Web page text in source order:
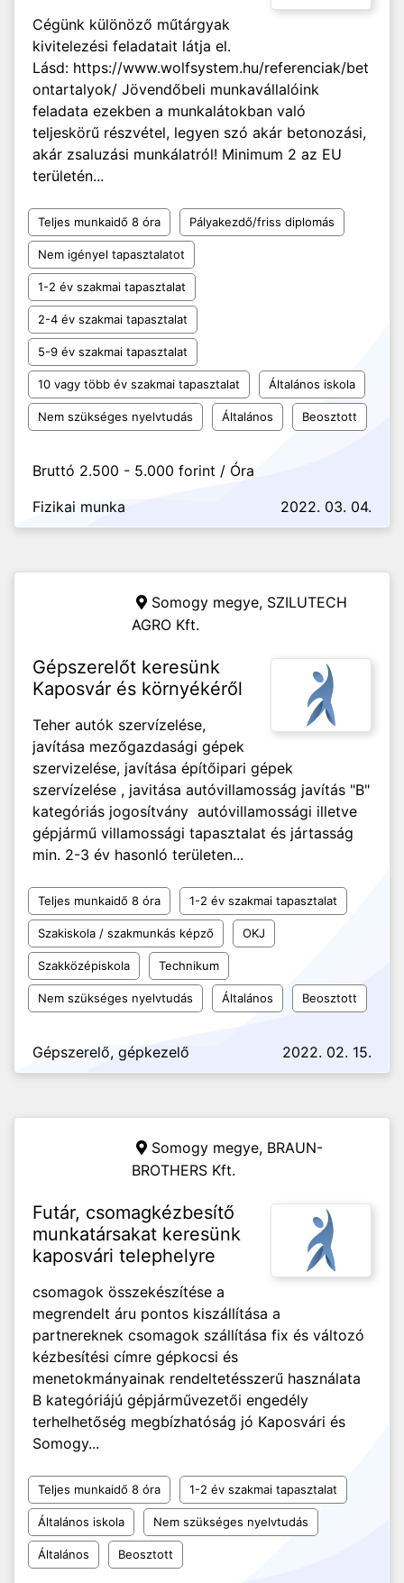
Cégünk különöző műtárgyak
kivitelezési feladatait látja el.
Lásd: https://www.wolfsystem.hu/referenciak/bet
ontartalyok/ Jövendőbeli munkavállalóink
feladata ezekben a munkalátokban való
teljeskörű részvétel, legyen szó akár betonozási,
akár zsaluzási munkálatról! Minimum 2 az EU
területén...
Teljes munkaidő 8 óra Pályakezdő/friss diplomás
Nem igényel tapasztalatot
1-2 év szakmai tapasztalat
2-4 év szakmai tapasztalat
5-9 év szakmai tapasztalat
10 vagy több év szakmai tapasztalat Általános iskola
Nem szükséges nyelvtudás Általános Beosztott
Bruttó 2.500 - 5.000 forint / Óra
Fizikai munka
2022. 03. 04.
Somogy megye, SZILUTECH
AGRO Kft.
Gépszerelőt keresünk
Kaposvár és környékéről
Teher autók szervízelése,
javítása mezőgazdasági gépek
szervizelése, javítása építőipari gépek
szervízelése , javitása autóvillamosság javítás "B"
kategóriás jogosítvány autóvillamossági illetve
gépjármű villamossági tapasztalat és jártasság
min. 2-3 év hasonló területen...
Teljes munkaidő 8 óra 1-2 év szakmai tapasztalat
Szakiskola / szakmunkás képző OKJ
Szakközépiskola Technikum
Nem szükséges nyelvtudás Általános Beosztott
Gépszerelő, gépkezelő 2022. 02. 15.
Somogy megye, BRAUN-
BROTHERS Kft.
Futár, csomagkézbesítő
munkatársakat keresünk
kaposvári telephelyre
csomagok összekészítése a
megrendelt áru pontos kiszállítása a
partnereknek csomagok szállítása fix és változó
kézbesítési címre gépkocsi és
menetokmányainak rendeltetésszerű használata
B kategóriájú gépjárművezetői engedély
terhelhetőség megbízhatóság jó Kaposvári és
Somogy...
Teljes munkaidő 8 óra 1-2 év szakmai tapasztalat
Általános iskola Nem szükséges nyelvtudás
Általános Beosztott